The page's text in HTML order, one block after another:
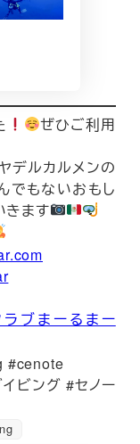
ぜひご利用
デルカルメンの
でもないおもし
きます
ラブまーるまー
#cenote
ビング #セノー